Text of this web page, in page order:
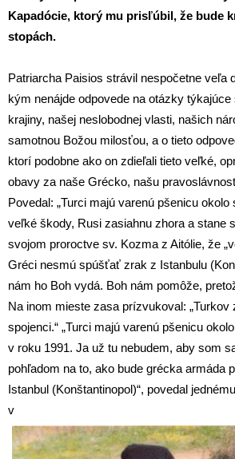
Kapadócie, ktorý mu prisľúbil, že bude
stopách.
Patriarcha Paisios strávil nespočetne veľa
kým nenájde odpovede na otázky
krajiny, našej neslobodnej vlasti, našich
samotnou Božou milosťou, a o tieto
ktorí podobne ako on zdieľali tieto veľké,
obavy za naše Grécko, našu
Povedal: „Turci majú varenú pšenicu
veľké škody, Rusi zasiahnu zhora a stane
svojom proroctve sv. Kozma z Aitólie, že
Gréci nesmú spúšťať zrak z Istanbulu
nám ho Boh vydá. Boh nám pomôže,
Na inom mieste zasa prízvukoval: „Turkov
spojenci.“ „Turci majú varenú pšenicu
v roku 1991. Ja už tu nebudem, aby som
pohľadom na to, ako bude grécka armáda
Istanbul (Konštantinopol)“, povedal
v